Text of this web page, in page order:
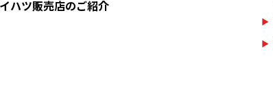
ハツ販売店のご紹介